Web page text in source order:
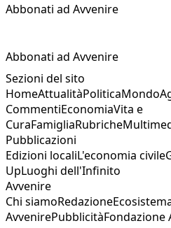
Abbonati ad Avvenire
Abbonati ad Avvenire
Sezioni del sito
HomeAttualitàPoliticaMondo
CommentiEconomiaVita e
CuraFamigliaRubriche
Pubblicazioni
Edizioni localiL'economia civile
UpLuoghi dell'Infinito
Avvenire
Chi siamoRedazione
AvvenirePubblicitàFondazione